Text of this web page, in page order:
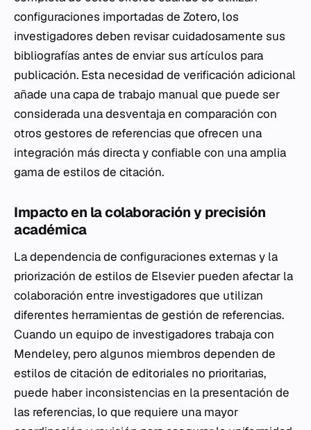
configuraciones importadas de Zotero, los
investigadores deben revisar cuidadosamente sus
bibliografías antes de enviar sus artículos para
publicación. Esta necesidad de verificación adicional
añade una capa de trabajo manual que puede ser
considerada una desventaja en comparación con
otros gestores de referencias que ofrecen una
integración más directa y confiable con una amplia
gama de estilos de citación.
Impacto en la colaboración y precisión
académica
La dependencia de configuraciones externas y la
priorización de estilos de Elsevier pueden afectar la
colaboración entre investigadores que utilizan
diferentes herramientas de gestión de referencias.
Cuando un equipo de investigadores trabaja con
Mendeley, pero algunos miembros dependen de
estilos de citación de editoriales no prioritarias,
puede haber inconsistencias en la presentación de
las referencias, lo que requiere una mayor